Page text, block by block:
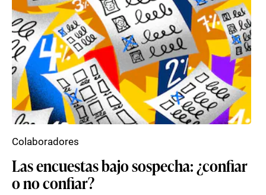
Las encuestas bajo sospecha: ¿confiar
o no confiar?
Colaboradores